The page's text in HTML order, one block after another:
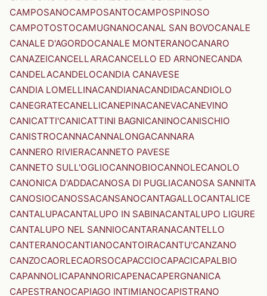
CAMPOSANOCAMPOSANTOCAMPOSPINOSO
CAMPOTOSTOCAMUGNANOCANAL SAN BOVOCANALE
CANALE D'AGORDOCANALE MONTERANOCANARO
CANAZEICANCELLARACANCELLO ED ARNONECANDA
CANDELACANDELOCANDIA CANAVESE
CANDIA LOMELLINACANDIANACANDIDACANDIOLO
CANEGRATECANELLICANEPINACANEVACANEVINO
CANICATTI'CANICATTINI BAGNICANINOCANISCHIO
CANISTROCANNACANNALONGACANNARA
CANNERO RIVIERACANNETO PAVESE
CANNETO SULL'OGLIOCANNOBIOCANNOLECANOLO
CANONICA D'ADDACANOSA DI PUGLIACANOSA SANNITA
CANOSIOCANOSSACANSANOCANTAGALLOCANTALICE
CANTALUPACANTALUPO IN SABINACANTALUPO LIGURE
CANTALUPO NEL SANNIOCANTARANACANTELLO
CANTERANOCANTIANOCANTOIRACANTU'CANZANO
CANZOCAORLECAORSOCAPACCIOCAPACICAPALBIO
CAPANNOLICAPANNORICAPENACAPERGNANICA
CAPESTRANOCAPIAGO INTIMIANOCAPISTRANO